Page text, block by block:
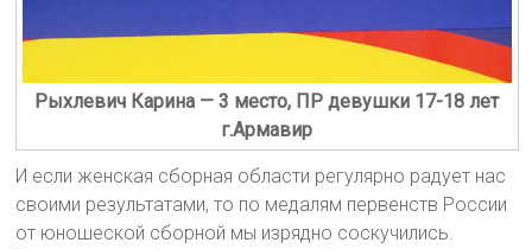
Рыхлевич Карина — 3 место, ПР девушки 17-18 лет
г.Армавир
И если женская сборная области регулярно радует нас
своими результатами, то по медалям первенств России
от юношеской сборной мы изрядно соскучились.